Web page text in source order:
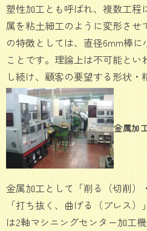
塑性加工とも呼ばれ、複数工
属を粘土細工のように変形させ
の特徴としては、直径6mm棒
ことです。理論上は不可能と
し続け、顧客の要望する形状・
金属加
金属加工として「削る（切削）
「打ち抜く、曲げる（プレス
は2軸マシニングセンター加工